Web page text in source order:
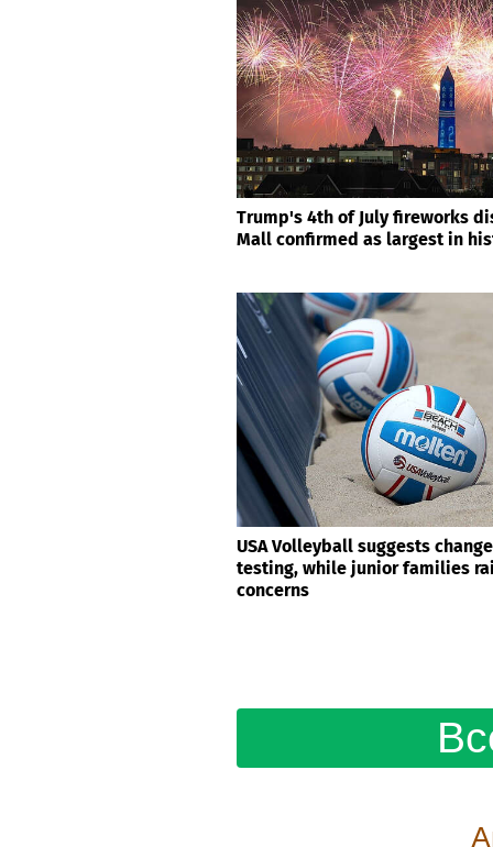
Trump's 4th of July fireworks
Mall confirmed as largest in
USA Volleyball suggests
testing, while junior families
concerns